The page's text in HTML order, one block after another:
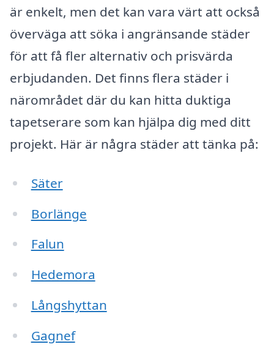
är enkelt, men det kan vara värt att också
överväga att söka i angränsande städer
för att få fler alternativ och prisvärda
erbjudanden. Det finns flera städer i
närområdet där du kan hitta duktiga
tapetserare som kan hjälpa dig med ditt
projekt. Här är några städer att tänka på:
Säter
Borlänge
Falun
Hedemora
Långshyttan
Gagnef